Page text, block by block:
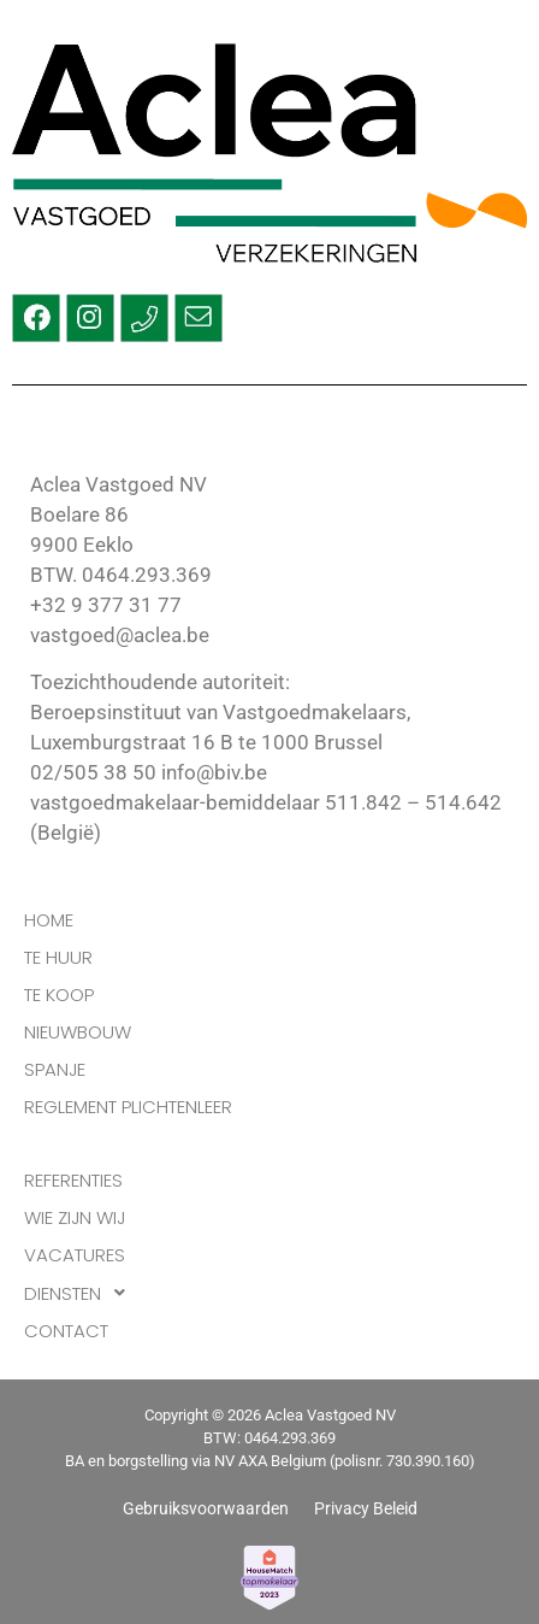
Aclea Vastgoed NV
Boelare 86
9900 Eeklo
BTW. 0464.293.369
+32 9 377 31 77
vastgoed@aclea.be
Toezichthoudende autoriteit:
Beroepsinstituut van Vastgoedmakelaars,
Luxemburgstraat 16 B te 1000 Brussel
02/505 38 50 info@biv.be
vastgoedmakelaar-bemiddelaar 511.842 – 514.642
(België)
HOME
TE HUUR
TE KOOP
NIEUWBOUW
SPANJE
REGLEMENT PLICHTENLEER
REFERENTIES
WIE ZIJN WIJ
VACATURES
DIENSTEN
CONTACT
Copyright © 2026 Aclea Vastgoed NV
BTW: 0464.293.369
BA en borgstelling via NV AXA Belgium (polisnr. 730.390.160)
Gebruiksvoorwaarden Privacy Beleid